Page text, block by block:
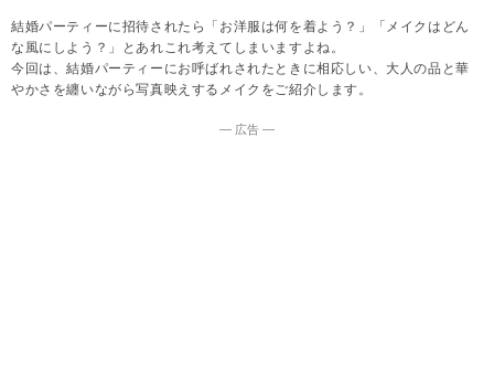
結婚パーティーに招待されたら「お洋服は何を着よう？」「メイクはどん
な風にしよう？」とあれこれ考えてしまいますよね。
今回は、結婚パーティーにお呼ばれされたときに相応しい、大人の品と華
やかさを纏いながら写真映えするメイクをご紹介します。
― 広告 ―